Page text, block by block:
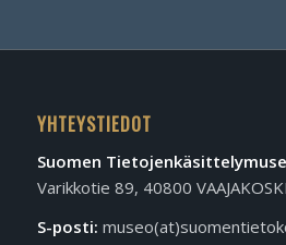
YHTEYSTIEDOT
Suomen
Varikkotie 89, 40800
S-posti: